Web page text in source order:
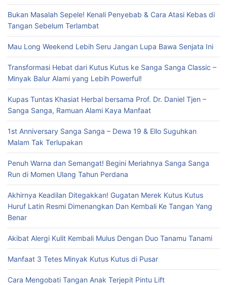
Bukan Masalah Sepele! Kenali Penyebab & Cara Atasi Kebas di
Tangan Sebelum Terlambat
Mau Long Weekend Lebih Seru Jangan Lupa Bawa Senjata Ini
Transformasi Hebat dari Kutus Kutus ke Sanga Sanga Classic –
Minyak Balur Alami yang Lebih Powerful!
Kupas Tuntas Khasiat Herbal bersama Prof. Dr. Daniel Tjen –
Sanga Sanga, Ramuan Alami Kaya Manfaat
1st Anniversary Sanga Sanga – Dewa 19 & Ello Suguhkan
Malam Tak Terlupakan
Penuh Warna dan Semangat! Begini Meriahnya Sanga Sanga
Run di Momen Ulang Tahun Perdana
Akhirnya Keadilan Ditegakkan! Gugatan Merek Kutus Kutus
Huruf Latin Resmi Dimenangkan Dan Kembali Ke Tangan Yang
Benar
Akibat Alergi Kulit Kembali Mulus Dengan Duo Tanamu Tanami
Manfaat 3 Tetes Minyak Kutus Kutus di Pusar
Cara Mengobati Tangan Anak Terjepit Pintu Lift